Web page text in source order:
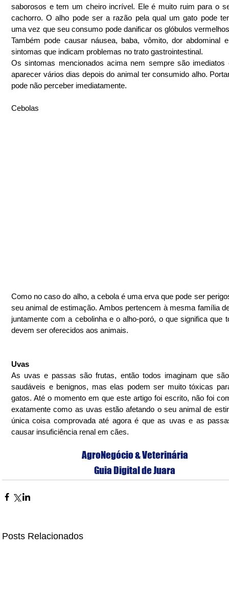
saborosos e tem um cheiro incrível. Ele é muito ruim para o
cachorro. O alho pode ser a razão pela qual um gato pode
uma vez que seu consumo pode danificar os glóbulos
Também pode causar náusea, baba, vômito, dor abdominal
sintomas que indicam problemas no trato gastrointestinal.
Os sintomas mencionados acima nem sempre são imediatos
aparecer vários dias depois do animal ter consumido alho.
pode não perceber imediatamente.
Cebolas
Como no caso do alho, a cebola é uma erva que pode ser
seu animal de estimação. Ambos pertencem à mesma família
juntamente com a cebolinha e o alho-poró, o que significa que
devem ser oferecidos aos animais.
Uvas
As uvas e passas são frutas, então todos imaginam que
saudáveis e benignos, mas elas podem ser muito tóxicas
gatos. Até o momento em que este artigo foi escrito, não foi
exatamente como as uvas estão afetando o seu animal de
única coisa comprovada até agora é que as uvas e as
causar insuficiência renal em cães.
AgroNegócio & Veterinária
Guia Digital de Juara
Posts Relacionados